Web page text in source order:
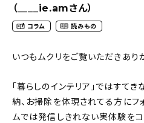
新着記事
（____ie.amさん）
コラム 読みもの
いつもムクリをご覧いただきあり
「暮らしのインテリア」ではすてき
納、お掃除を体現されてる方にフ
ムでは発信しきれない実体験をコ